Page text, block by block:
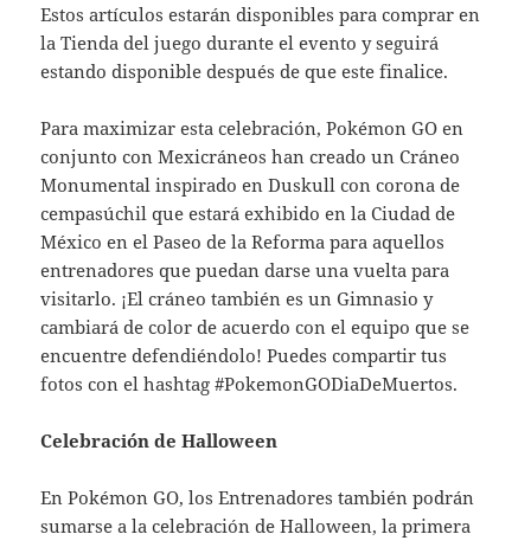
Estos artículos estarán disponibles para comprar en
la Tienda del juego durante el evento y seguirá
estando disponible después de que este finalice.
Para maximizar esta celebración, Pokémon GO en
conjunto con Mexicráneos han creado un Cráneo
Monumental inspirado en Duskull con corona de
cempasúchil que estará exhibido en la Ciudad de
México en el Paseo de la Reforma para aquellos
entrenadores que puedan darse una vuelta para
visitarlo. ¡El cráneo también es un Gimnasio y
cambiará de color de acuerdo con el equipo que se
encuentre defendiéndolo! Puedes compartir tus
fotos con el hashtag #PokemonGODiaDeMuertos.
Celebración de Halloween
En Pokémon GO, los Entrenadores también podrán
sumarse a la celebración de Halloween, la primera